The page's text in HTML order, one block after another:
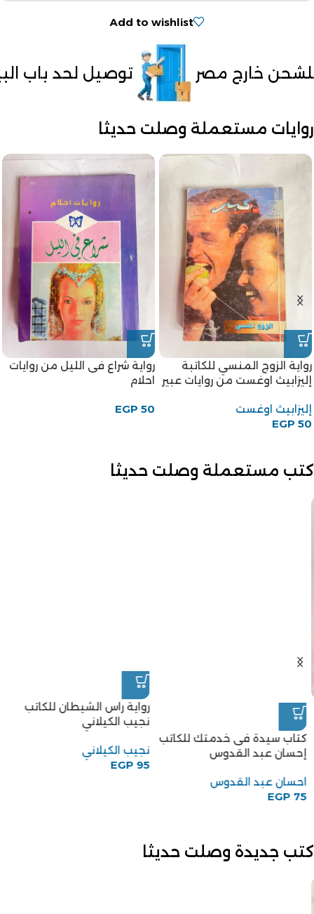
Add to wishlist
توصيل لحد باب البيت
روايات مستعملة وصلت حديثا
رواية الزوج المنسي للكاتبة
إليزابيث اوغست من روايات عبير
إليزابيث اوغست
EGP 50
رواية شراع فى الليل من روايات
احلام
EGP 50
كتب مستعملة وصلت حديثا
كتاب سيدة فى خدمتك للكاتب
إحسان عبد القدوس
احسان عبد القدوس
EGP75
رواية راس الشيطان للكاتب
نجيب الكيلاني
نجيب الكيلاني
EGP95
كتب جديدة وصلت حديثا